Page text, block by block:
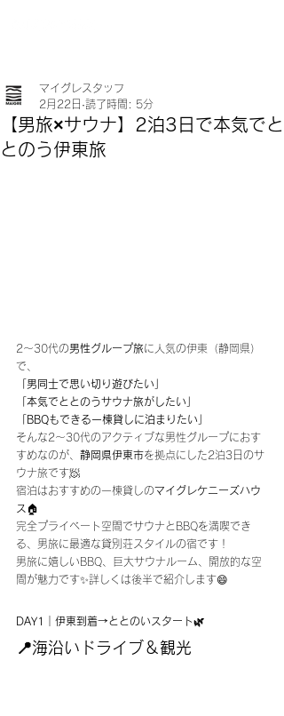
【男旅×サウナ】2泊3日で本気でと
とのう伊東旅
マイグレスタッフ
2月22日 読了時間: 5分
2〜30代の男性グループ旅に人気の伊東（静岡県）
で、
「男同士で思い切り遊びたい」
「本気でととのうサウナ旅がしたい」
「BBQもできる一棟貸しに泊まりたい」
そんな2〜30代のアクティブな男性グループにおす
すめなのが、 静岡県伊東市を拠点にした2泊3日のサ
ウナ旅です🧖
宿泊はおすすめの一棟貸しのマイグレケニーズハウ
ス 🏠
完全プライベート空間でサウナとBBQを満喫でき
る、男旅に最適な貸別荘スタイルの宿です！
男旅に嬉しいBBQ、巨大サウナルーム、開放的な空
間が魅力です✨詳しくは後半で紹介します😄
DAY1｜伊東到着→ととのいスタート🌿
📍海沿いドライブ＆観光